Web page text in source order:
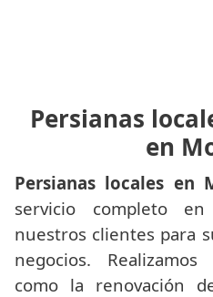
Persianas
en
Persianas locales en
servicio completo
nuestros clientes para
negocios.
como la renovación